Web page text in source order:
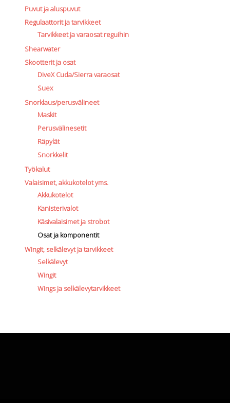
Puvut ja aluspuvut
Regulaattorit ja tarvikkeet
Tarvikkeet ja varaosat reguihin
Shearwater
Skootterit ja osat
DiveX Cuda/Sierra varaosat
Suex
Snorklaus/perusvälineet
Maskit
Perusvälinesetit
Räpylät
Snorkkelit
Työkalut
Valaisimet, akkukotelot yms.
Akkukotelot
Kanisterivalot
Käsivalaisimet ja strobot
Osat ja komponentit
Wingit, selkälevyt ja tarvikkeet
Selkälevyt
Wingit
Wings ja selkälevytarvikkeet